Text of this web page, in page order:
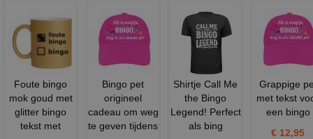
Foute bingo
mok goud met
glitter bingo
tekst met
Bingo pet
origineel
cadeau om weg
te geven tijdens
Shirtje Call Me
the Bingo
Legend! Perfect
als bing
Grappige
met tekst
een bingo
€ 12,95